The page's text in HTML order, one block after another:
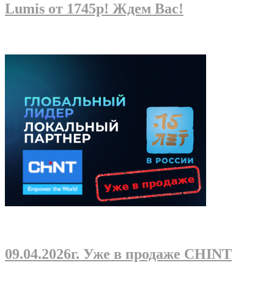
Lumis от 1745р! Ждем Вас!
09.04.2026г. Уже в продаже CHINT